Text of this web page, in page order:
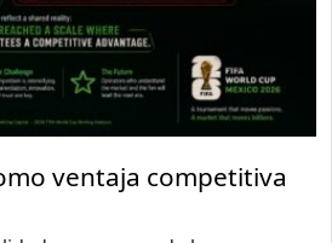
ventaja competitiva